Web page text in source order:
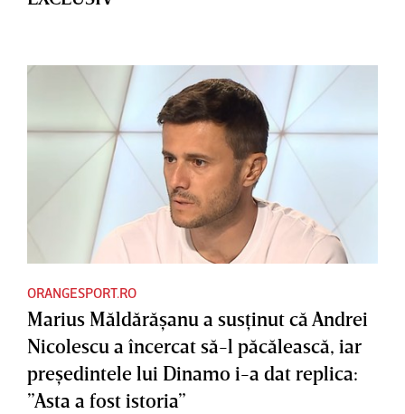
ORANGESPORT.RO
Marius Măldărăşanu a susţinut că Andrei
Nicolescu a încercat să-l păcălească, iar
preşedintele lui Dinamo i-a dat replica:
”Asta a fost istoria”